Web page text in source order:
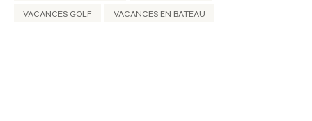
VACANCES GOLF VACANCES EN BATEAU